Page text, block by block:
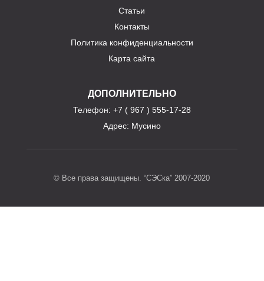
Статьи
Контакты
Политика конфиденциальности
Карта сайта
ДОПОЛНИТЕЛЬНО
Телефон: +7 ( 967 ) 555-17-28
Адрес: Мусино
© Все права защищены. “СЭСка” 2007-2020